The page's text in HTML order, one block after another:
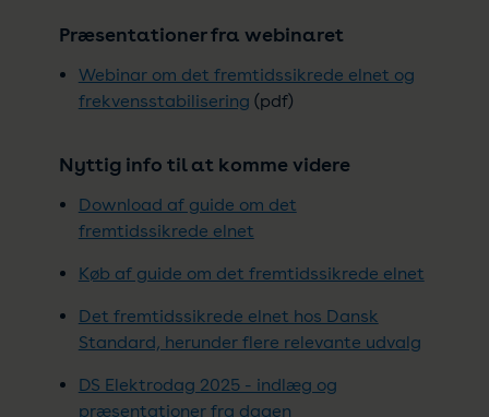
Præsentationer fra webinaret
Webinar om det fremtidssikrede elnet og
frekvensstabilisering (pdf)
Nyttig info til at komme videre
Download af guide om det
fremtidssikrede elnet
Køb af guide om det fremtidssikrede elnet
Det fremtidssikrede elnet hos Dansk
Standard, herunder flere relevante udvalg
DS Elektrodag 2025 - indlæg og
præsentationer fra dagen